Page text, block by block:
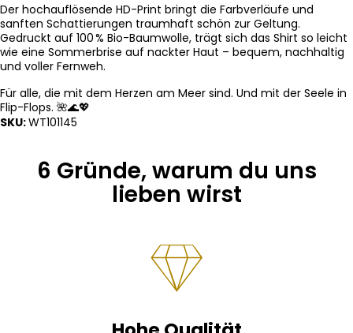
Der hochauflösende HD-Print bringt die Farbverläufe und
sanften Schattierungen traumhaft schön zur Geltung.
Gedruckt auf 100 % Bio-Baumwolle, trägt sich das Shirt so leicht
wie eine Sommerbrise auf nackter Haut – bequem, nachhaltig
und voller Fernweh.
Für alle, die mit dem Herzen am Meer sind. Und mit der Seele in
Flip-Flops. 🌺🌊💖
SKU:WT101145
6 Gründe, warum du uns
lieben wirst